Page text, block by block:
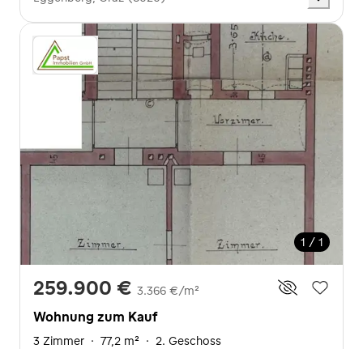
1 / 1
259.900 € 3.366 €/m²
Wohnung zum Kauf
3 Zimmer · 77,2 m² · 2. Geschoss